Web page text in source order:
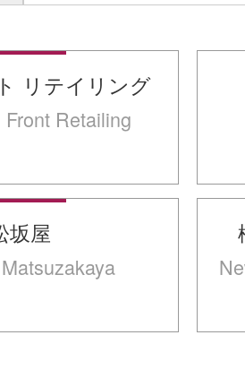
リテイリング
Retailing
坂屋